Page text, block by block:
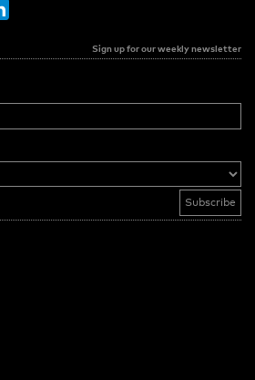
Sign up for our weekly newsletter